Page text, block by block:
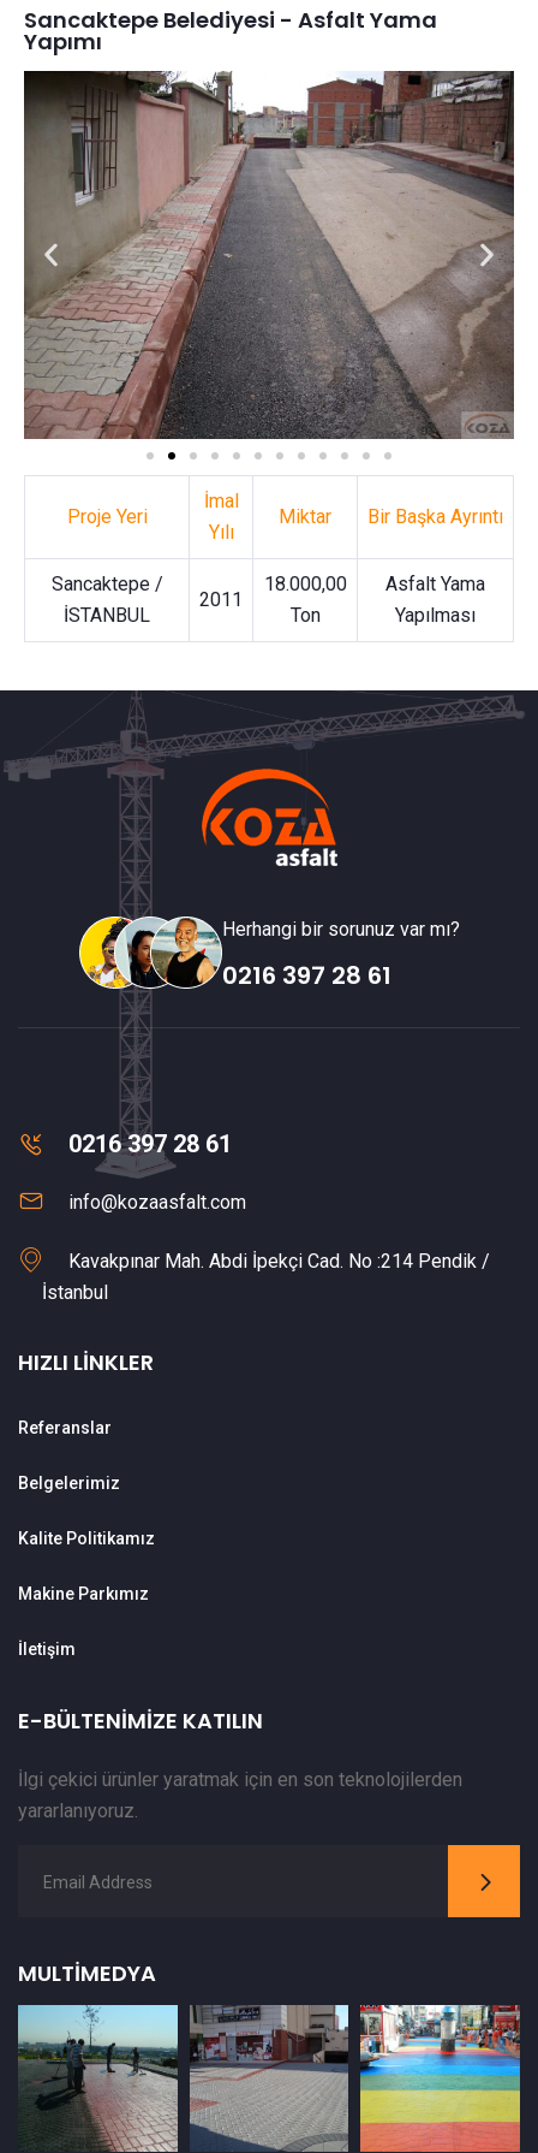
Sancaktepe Belediyesi - Asfalt Yama
Yapımı
Proje Yeri
İmal
Yılı
Miktar Bir Başka Ayrıntı
Sancaktepe /
İSTANBUL
2011
18.000,00
Ton
Asfalt Yama
Yapılması
Herhangi bir sorunuz var mı?
0216 397 28 61
0216 397 28 61
info@kozaasfalt.com
Kavakpınar Mah. Abdi İpekçi Cad. No :214 Pendik /
İstanbul
HIZLI LINKLER
Referanslar
Belgelerimiz
Kalite Politikamız
Makine Parkımız
İletişim
E-BÜLTENIMIZE KATILIN
İlgi çekici ürünler yaratmak için en son teknolojilerden
yararlanıyoruz.
MULTIMEDYA